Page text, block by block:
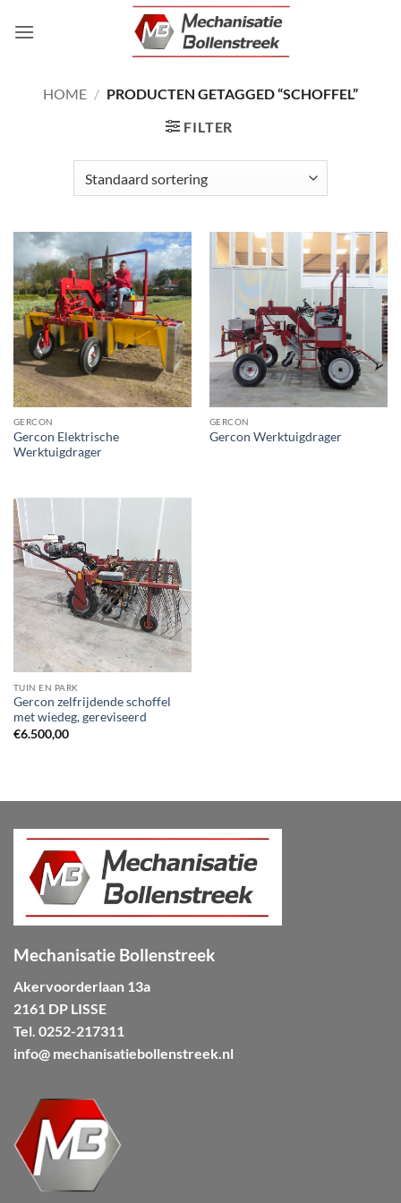
naar
HOME / PRODUCTEN GETAGGED “SCHOFFEL”
FILTER
GERCON
Gercon Elektrische
Werktuigdrager
GERCON
Gercon Werktuigdrager
TUIN EN PARK
Gercon zelfrijdende schoffel
met wiedeg, gereviseerd
€6.500,00
Mechanisatie Bollenstreek
Akervoorderlaan 13a
2161 DP LISSE
Tel. 0252-217311
info@ mechanisatiebollenstreek.nl